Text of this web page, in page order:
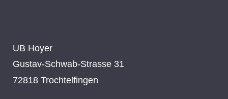
UB Hoyer
Gustav-Schwab-Strasse 31
72818 Trochtelfingen